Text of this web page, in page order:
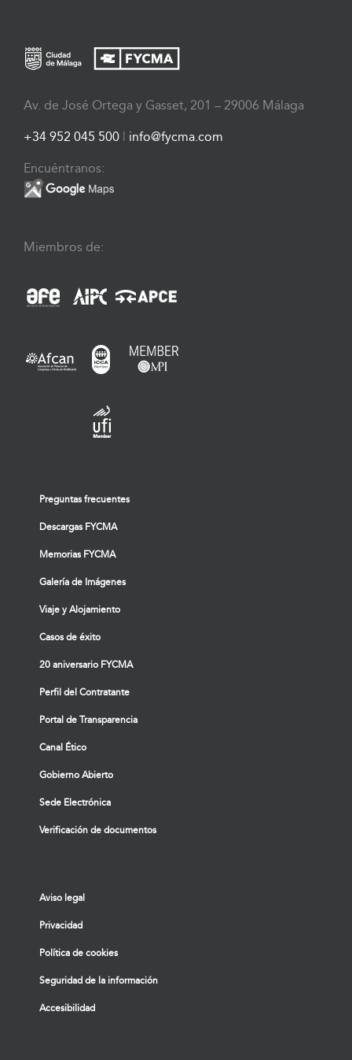
Av. de José Ortega y Gasset, 201 – 29006 Málaga
+34 952 045 500 | info@fycma.com
Encuéntranos:
Miembros de:
Preguntas frecuentes
Descargas FYCMA
Memorias FYCMA
Galería de Imágenes
Viaje y Alojamiento
Casos de éxito
20 aniversario FYCMA
Perfil del Contratante
Portal de Transparencia
Canal Ético
Gobierno Abierto
Sede Electrónica
Verificación de documentos
Aviso legal
Privacidad
Política de cookies
Seguridad de la información
Accesibilidad